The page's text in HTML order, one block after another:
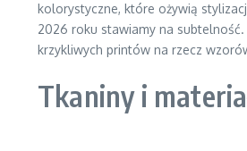
kolorystyczne, które ożywią
2026 roku stawiamy na subtelność.
krzykliwych printów na rzecz
Tkaniny i